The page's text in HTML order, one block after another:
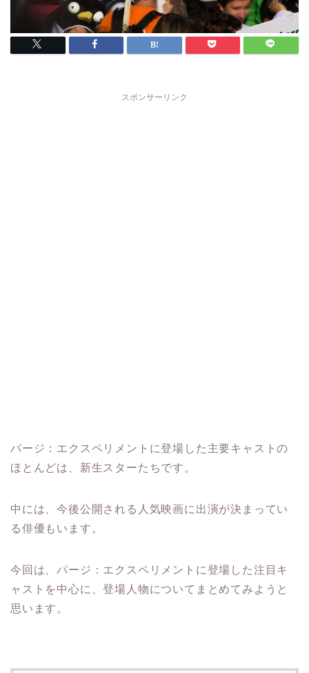
スポンサーリンク
パージ：エクスペリメントに登場した主要キャストの
ほとんどは、新生スターたちです。
中には、今後公開される人気映画に出演が決まってい
る俳優もいます。
今回は、パージ：エクスペリメントに登場した注目キ
ャストを中心に、登場人物についてまとめてみようと
思います。